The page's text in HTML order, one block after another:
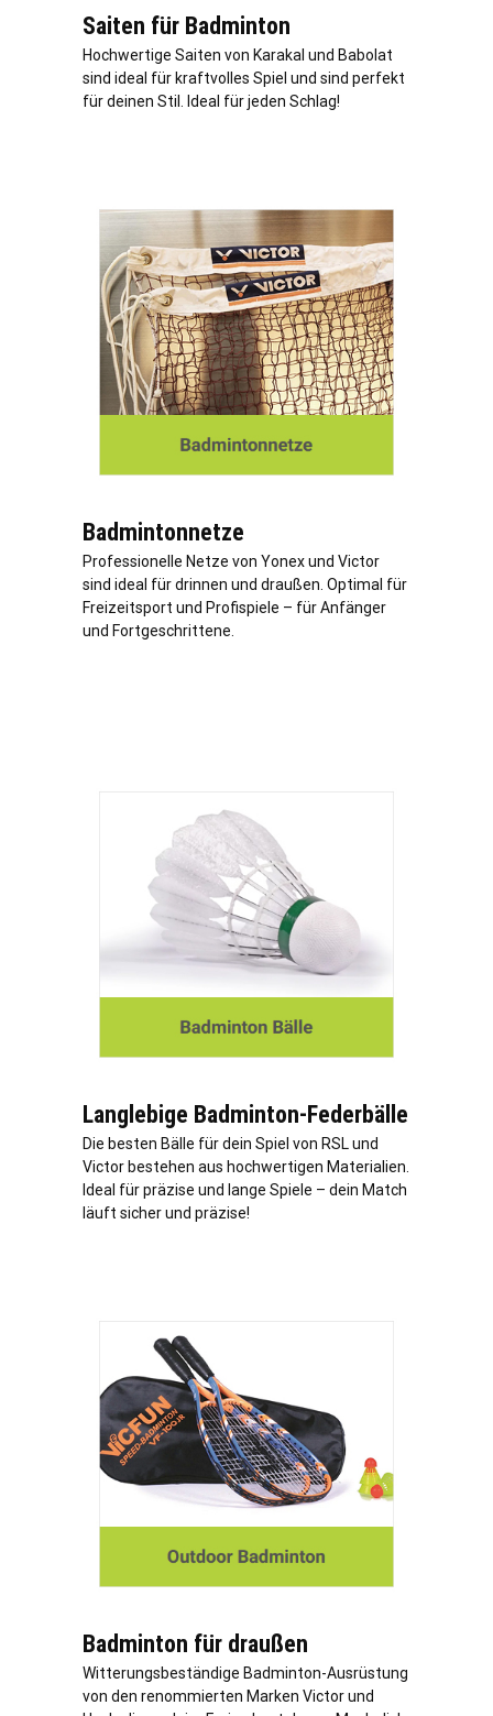
Saiten für Badminton
Hochwertige Saiten von Karakal und Babolat
sind ideal für kraftvolles Spiel und sind perfekt
für deinen Stil. Ideal für jeden Schlag!
Badmintonnetze
Professionelle Netze von Yonex und Victor
sind ideal für drinnen und draußen. Optimal für
Freizeitsport und Profispiele – für Anfänger
und Fortgeschrittene.
Langlebige Badminton-Federbälle
Die besten Bälle für dein Spiel von RSL und
Victor bestehen aus hochwertigen Materialien.
Ideal für präzise und lange Spiele – dein Match
läuft sicher und präzise!
Badminton für draußen
Witterungsbeständige Badminton-Ausrüstung
von den renommierten Marken Victor und